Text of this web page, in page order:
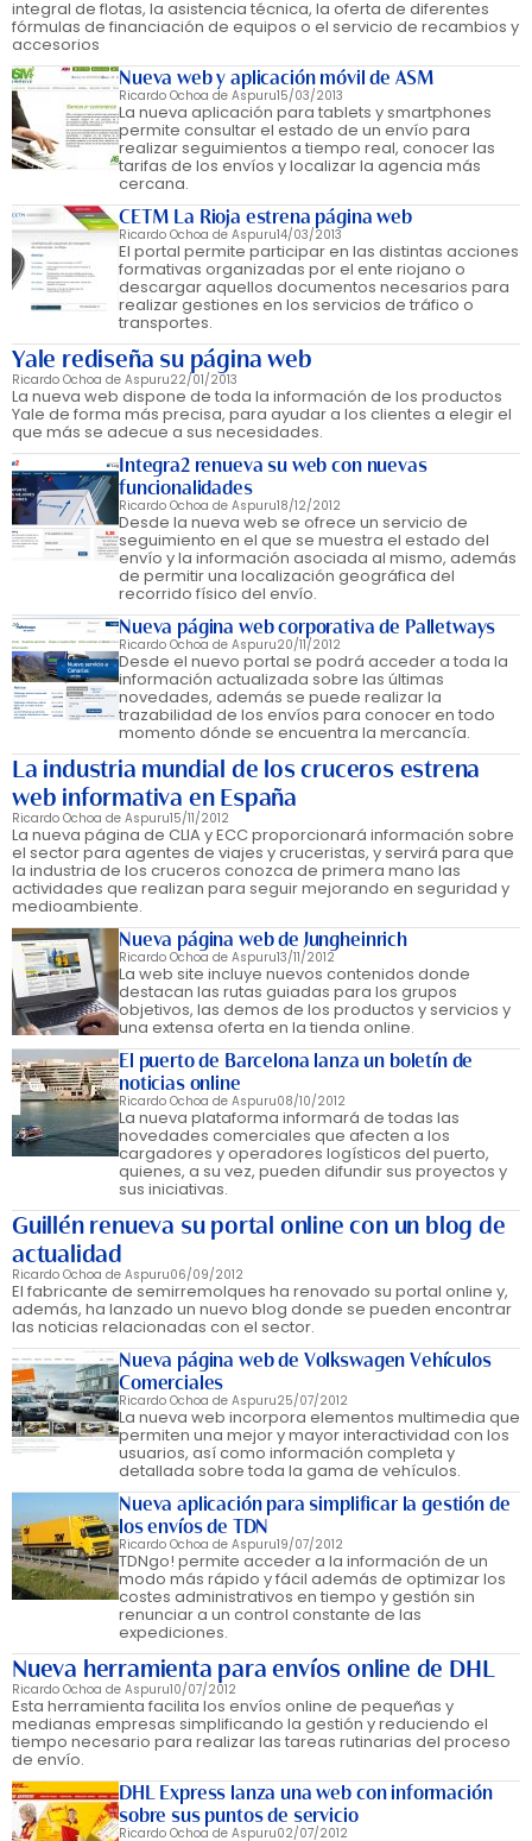
integral de flotas, la asistencia técnica, la oferta de diferentes
fórmulas de financiación de equipos o el servicio de recambios y
accesorios
Nueva web y aplicación móvil de ASM
Ricardo Ochoa de Aspuru15/03/2013
La nueva aplicación para tablets y smartphones
permite consultar el estado de un envío para
realizar seguimientos a tiempo real, conocer las
tarifas de los envíos y localizar la agencia más
cercana.
CETM La Rioja estrena página web
Ricardo Ochoa de Aspuru14/03/2013
El portal permite participar en las distintas acciones
formativas organizadas por el ente riojano o
descargar aquellos documentos necesarios para
realizar gestiones en los servicios de tráfico o
transportes.
Yale rediseña su página web
Ricardo Ochoa de Aspuru22/01/2013
La nueva web dispone de toda la información de los productos
Yale de forma más precisa, para ayudar a los clientes a elegir el
que más se adecue a sus necesidades.
Integra2 renueva su web con nuevas
funcionalidades
Ricardo Ochoa de Aspuru18/12/2012
Desde la nueva web se ofrece un servicio de
seguimiento en el que se muestra el estado del
envío y la información asociada al mismo, además
de permitir una localización geográfica del
recorrido físico del envío.
Nueva página web corporativa de Palletways
Ricardo Ochoa de Aspuru20/11/2012
Desde el nuevo portal se podrá acceder a toda la
información actualizada sobre las últimas
novedades, además se puede realizar la
trazabilidad de los envíos para conocer en todo
momento dónde se encuentra la mercancía.
La industria mundial de los cruceros estrena
web informativa en España
Ricardo Ochoa de Aspuru15/11/2012
La nueva página de CLIA y ECC proporcionará información sobre
el sector para agentes de viajes y cruceristas, y servirá para que
la industria de los cruceros conozca de primera mano las
actividades que realizan para seguir mejorando en seguridad y
medioambiente.
Nueva página web de Jungheinrich
Ricardo Ochoa de Aspuru13/11/2012
La web site incluye nuevos contenidos donde
destacan las rutas guiadas para los grupos
objetivos, las demos de los productos y servicios y
una extensa oferta en la tienda online.
El puerto de Barcelona lanza un boletín de
noticias online
Ricardo Ochoa de Aspuru08/10/2012
La nueva plataforma informará de todas las
novedades comerciales que afecten a los
cargadores y operadores logísticos del puerto,
quienes, a su vez, pueden difundir sus proyectos y
sus iniciativas.
Guillén renueva su portal online con un blog de
actualidad
Ricardo Ochoa de Aspuru06/09/2012
El fabricante de semirremolques ha renovado su portal online y,
además, ha lanzado un nuevo blog donde se pueden encontrar
las noticias relacionadas con el sector.
Nueva página web de Volkswagen Vehículos
Comerciales
Ricardo Ochoa de Aspuru25/07/2012
La nueva web incorpora elementos multimedia que
permiten una mejor y mayor interactividad con los
usuarios, así como información completa y
detallada sobre toda la gama de vehículos.
Nueva aplicación para simplificar la gestión de
los envíos de TDN
Ricardo Ochoa de Aspuru19/07/2012
TDNgo! permite acceder a la información de un
modo más rápido y fácil además de optimizar los
costes administrativos en tiempo y gestión sin
renunciar a un control constante de las
expediciones.
Nueva herramienta para envíos online de DHL
Ricardo Ochoa de Aspuru10/07/2012
Esta herramienta facilita los envíos online de pequeñas y
medianas empresas simplificando la gestión y reduciendo el
tiempo necesario para realizar las tareas rutinarias del proceso
de envío.
DHL Express lanza una web con información
sobre sus puntos de servicio
Ricardo Ochoa de Aspuru02/07/2012